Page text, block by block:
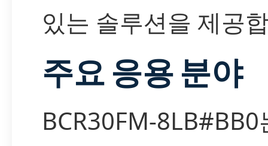
있는 솔루션을 제공
주요 응용 분야
BCR30FM-8LB#BB0